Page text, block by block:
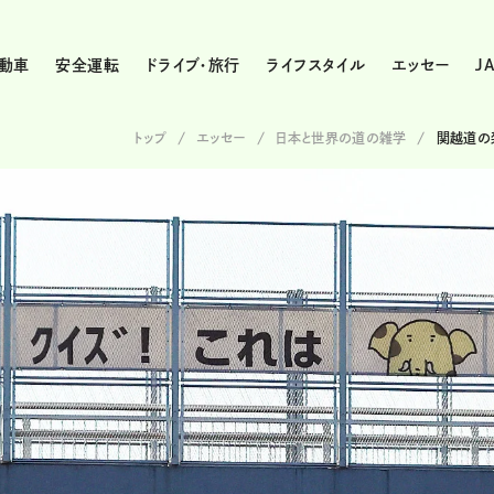
車 安全運転 ドライブ・旅行 ライフスタイル エッセー
トップ エッセー 日本と世界の道の雑学